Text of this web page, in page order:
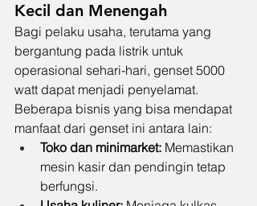
Kecil dan Menengah
Bagi pelaku usaha, terutama yang
bergantung pada listrik untuk
operasional sehari-hari, genset 5000
watt dapat menjadi penyelamat.
Beberapa bisnis yang bisa mendapat
manfaat dari genset ini antara lain:
Toko dan minimarket: Memastikan
mesin kasir dan pendingin tetap
berfungsi.